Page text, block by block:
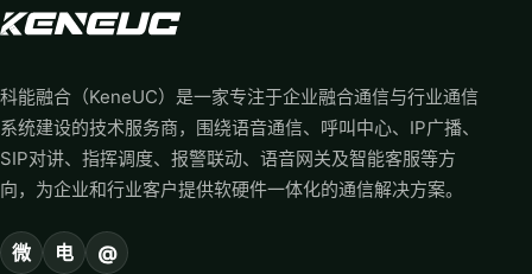
科能融合（KeneUC）是一家专注于企业融合通信与行业通信
系统建设的技术服务商，围绕语音通信、呼叫中心、IP广播、
SIP对讲、指挥调度、报警联动、语音网关及智能客服等方
向，为企业和行业客户提供软硬件一体化的通信解决方案。
微 电 @